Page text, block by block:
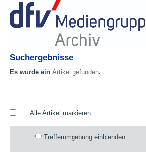
Suchergebnisse
Es wurde ein Artikel gefunden.
Alle Artikel markieren
Trefferumgebung einblenden